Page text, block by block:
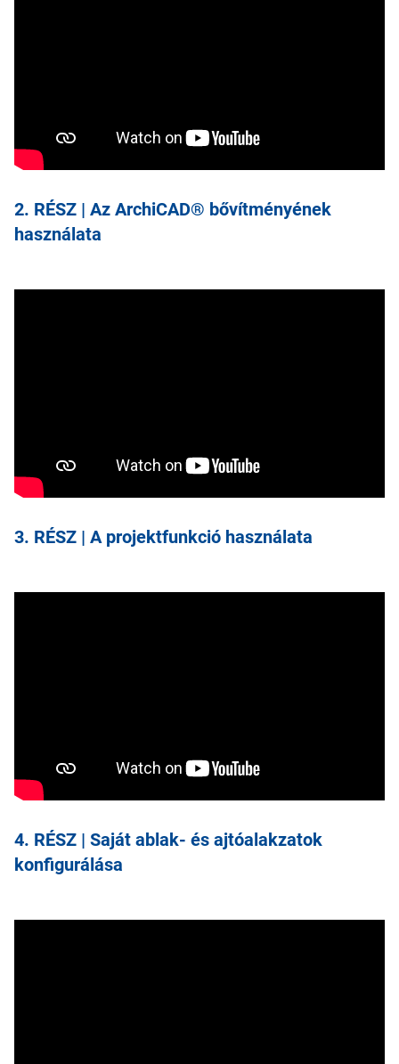
2. RÉSZ | Az ArchiCAD® bővítményének
használata
3. RÉSZ | A projektfunkció használata
4. RÉSZ | Saját ablak- és ajtóalakzatok
konfigurálása